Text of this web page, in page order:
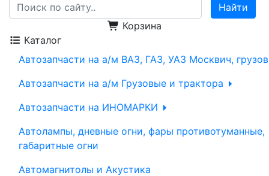
Корзина
Каталог
Автозапчасти на а/м ВАЗ, ГАЗ, УАЗ Москвич,
Автозапчасти на а/м Грузовые и трактора
Автозапчасти на ИНОМАРКИ
Автолампы, дневные огни, фары противотуманные,
габаритные огни
Автомагнитолы и Акустика